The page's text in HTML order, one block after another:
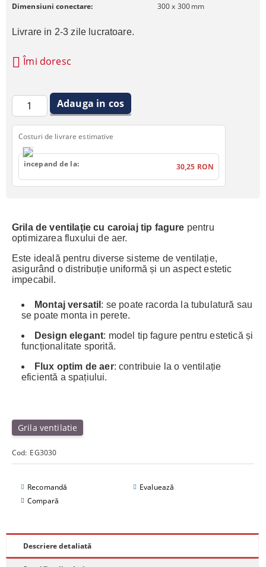
Grila de ventilație cu caroiaj tip fagure pentru
optimizarea fluxului de aer.
Este ideală pentru diverse sisteme de ventilație,
asigurând o distribuție uniformă și un aspect estetic
impecabil.
Montaj versatil : se poate racorda la tubulatură sau
se poate monta in perete.
Design elegant: model tip fagure pentru estetică și
funcționalitate sporită.
Flux optim de aer: contribuie la o ventilație
eficientă a spațiului.
Grila ventilatie
Cod: EG3030
Recomandă
Evaluează
Compară
Dimensiuni conectare:
300 x 300mm
Livrare in 2-3 zile lucratoare.
Îmi doresc
Costuri de livrare estimative
incepand de la: 30,25 RON
Descriere detaliată